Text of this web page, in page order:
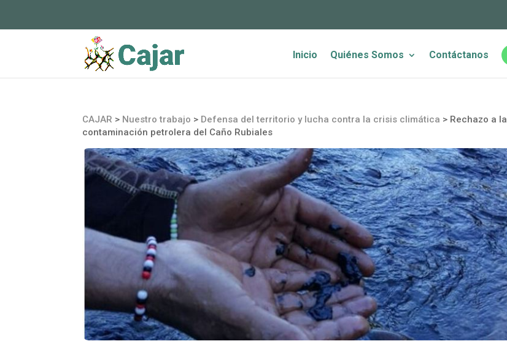
Inicio Quiénes Somos Contáctanos
CAJAR > Nuestro trabajo > Defensa del territorio y lucha contra la crisis climática > Rechazo a la
contaminación petrolera del Caño Rubiales